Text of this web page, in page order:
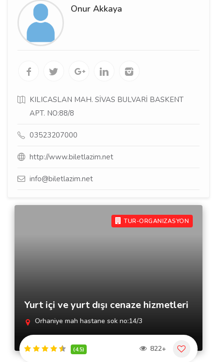
Onur Akkaya
KILICASLAN MAH. SİVAS BULVARİ BASKENT
APT. NO:88/8
03523207000
http://www.biletlazim.net
info@biletlazim.net
TUR-ORGANIZASYON
Yurt içi ve yurt dışı cenaze hizmetleri
Orhaniye mah hastane sok no:14/3
(4.5) 822+